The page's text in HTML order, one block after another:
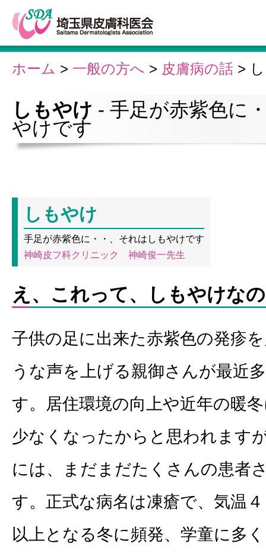
ホーム > 一般の方へ > 皮膚病の話 >
しもやけ - 手足が赤紫色に
やけです
しもやけ
手足が赤紫色に・・、それはしもやけです
神崎皮フ科クリニック 神崎俊一先生
え、これって、しもやけなの
子供の足に出来た赤紫色の発疹
うな声を上げる親御さんが最近
す。居住環境の向上や近年の暖
少なくなったからと思われます
には、まだまだたくさんの患者
す。正式な病名は凍瘡で、気温
以上となる冬に頻発、学童に多